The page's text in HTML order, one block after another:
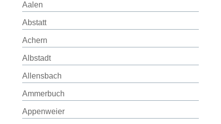
Aalen
Abstatt
Achern
Albstadt
Allensbach
Ammerbuch
Appenweier